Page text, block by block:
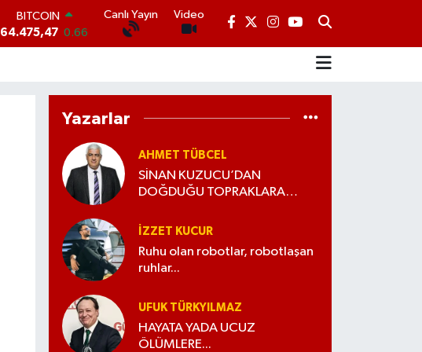
BITCOIN
64.475,47 0.66
DOLAR
55,0700 0.1
0.39
0
Canlı Yayın Video
Yazarlar
AHMET TÜBCEL
SİNAN KUZUCU’DAN
DOĞDUĞU TOPRAKLARA
İZZET KUCUR
Ruhu olan robotlar, robotlaşan
ruhlar...
UFUK TÜRKYILMAZ
HAYATA YADA UCUZ
ÖLÜMLERE...